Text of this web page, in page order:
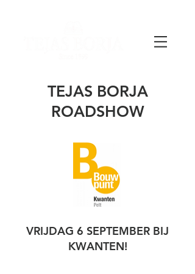
TEJAS BORJA
ROADSHOW
VRIJDAG 6 SEPTEMBER BIJ
KWANTEN!